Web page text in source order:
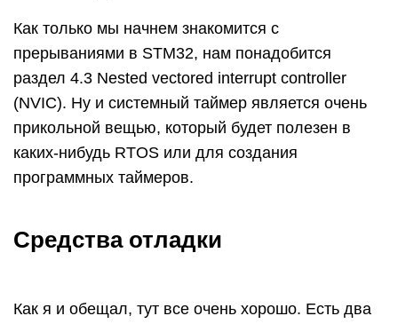
Как только мы начнем знакомится с
прерываниями в STM32, нам понадобится
раздел 4.3 Nested vectored interrupt controller
(NVIC). Ну и системный таймер является очень
прикольной вещью, который будет полезен в
каких-нибудь RTOS или для создания
программных таймеров.
Средства отладки
Как я и обещал, тут все очень хорошо. Есть два